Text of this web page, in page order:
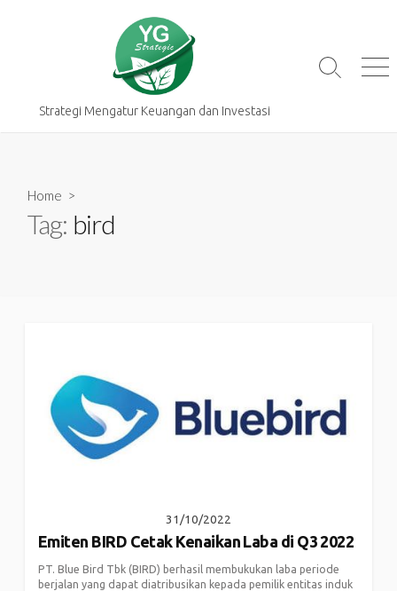
Strategi Mengatur Keuangan dan Investasi
Search
Home >
Tag: bird
31/10/2022
Emiten BIRD Cetak Kenaikan Laba di Q3 2022
PT. Blue Bird Tbk (BIRD) berhasil membukukan laba periode
berjalan yang dapat diatribusikan kepada pemilik entitas induk